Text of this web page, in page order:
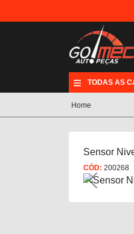
TODAS AS
Home
Sensor
CÓD: 200268
Previous